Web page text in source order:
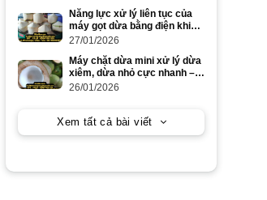
Năng lực xử lý liên tục của
máy gọt dừa bằng điện khi
gọt dừa to trong cao điểm
27/01/2026
Máy chặt dừa mini xử lý dừa
xiêm, dừa nhỏ cực nhanh –
tiết kiệm công lao động
26/01/2026
Xem tất cả bài viết